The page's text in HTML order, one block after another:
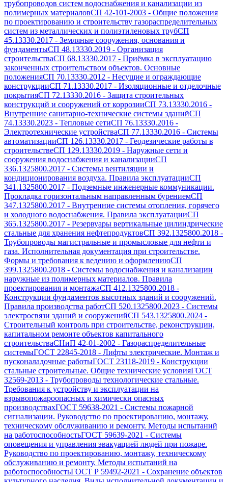
трубопроводов систем водоснабжения и канализации из
полимерных материаловСП 42-101-2003 - Общие положения
по проектированию и строительству газораспределительных
систем из металлических и полиэтиленовых трубСП
45.13330.2017 - Земляные сооружения, основания и
фундаментыСП 48.13330.2019 - Организация
строительстваСП 68.13330.2017 - Приёмка в эксплуатацию
законченных строительством объектов. Основные
положенияСП 70.13330.2012 - Несущие и ограждающие
конструкцииСП 71.13330.2017 - Изоляционные и отделочные
покрытияСП 72.13330.2016 - Защита строительных
конструкций и сооружений от коррозииСП 73.13330.2016 -
Внутренние санитарно-технические системы зданийСП
74.13330.2023 - Тепловые сетиСП 76.13330.2016 -
Электротехнические устройстваСП 77.13330.2016 - Системы
автоматизацииСП 126.13330.2017 - Геодезические работы в
строительствеСП 129.13330.2019 - Наружные сети и
сооружения водоснабжения и канализацииСП
336.1325800.2017 - Системы вентиляции и
кондиционирования воздуха. Правила эксплуатацииСП
341.1325800.2017 - Подземные инженерные коммуникации.
Прокладка горизонтальным направленным бурениемСП
347.1325800.2017 - Внутренние системы отопления, горячего
и холодного водоснабжения. Правила эксплуатацииСП
365.1325800.2017 - Резервуары вертикальные цилиндрические
стальные для хранения нефтепродуктовСП 392.1325800.2018 -
Трубопроводы магистральные и промысловые для нефти и
газа. Исполнительная документация при строительстве.
Формы и требования к ведению и оформлениюСП
399.1325800.2018 - Системы водоснабжения и канализации
наружные из полимерных материалов. Правила
проектирования и монтажаСП 412.1325800.2018 -
Конструкции фундаментов высотных зданий и сооружений.
Правила производства работСП 520.1325800.2023 - Системы
электросвязи зданий и сооруженийСП 543.1325800.2024 -
Строительный контроль при строительстве, реконструкции,
капитальном ремонте объектов капитального
строительстваСНиП 42-01-2002 - Газораспределительные
системыГОСТ 22845-2018 - Лифты электрические. Монтаж и
пусконаладочные работыГОСТ 23118-2019 - Конструкции
стальные строительные. Общие технические условияГОСТ
32569-2013 - Трубопроводы технологические стальные.
Требования к устройству и эксплуатации на
взрывопожароопасных и химически опасных
производствахГОСТ 59638-2021 - Системы пожарной
сигнализации. Руководство по проектированию, монтажу,
техническому обслуживанию и ремонту. Методы испытаний
на работоспособностьГОСТ 59639-2021 - Системы
оповещения и управления эвакуацией людей при пожаре.
Руководство по проектированию, монтажу, техническому
обслуживанию и ремонту. Методы испытаний на
работоспособностьГОСТ Р 59492-2021 - Сохранение объектов